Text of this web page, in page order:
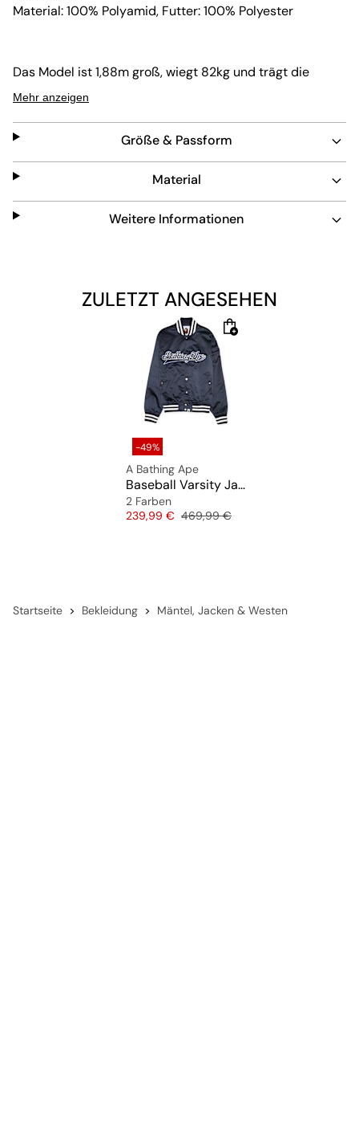
Material: 100% Polyamid, Futter: 100% Polyester
Das Model ist 1,88m groß, wiegt 82kg und trägt die
Größe L.
Mehr anzeigen
Größe & Passform
Material
Weitere Informationen
ZULETZT ANGESEHEN
-49%
A Bathing Ape
Baseball Varsity Jacket
2 Farben
Preis
239,99 € Originalpreis
469,99 €
Startseite Bekleidung Mäntel, Jacken & Westen